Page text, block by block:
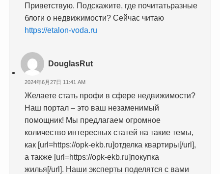
Приветствую. Подскажите, где почитатьразные
блоги о недвижимости? Сейчас читаю
https://etalon-voda.ru
DouglasRut
2024年6月27日 11:41 AM
Желаете стать профи в сфере недвижимости?
Наш портал – это ваш незаменимый
помощник! Мы предлагаем огромное
количество интересных статей на такие темы,
как [url=https://opk-ekb.ru]отделка квартиры[/url],
а также [url=https://opk-ekb.ru]покупка
жилья[/url]. Наши эксперты поделятся с вами